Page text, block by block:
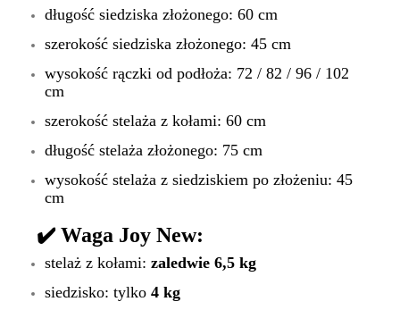
długość siedziska złożonego: 60 cm
szerokość siedziska złożonego: 45 cm
wysokość rączki od podłoża: 72 / 82 / 96 / 102
cm
szerokość stelaża z kołami: 60 cm
długość stelaża złożonego: 75 cm
wysokość stelaża z siedziskiem po złożeniu: 45
cm
✔️Waga Joy New:
stelaż z kołami: zaledwie 6,5 kg
siedzisko: tylko 4 kg